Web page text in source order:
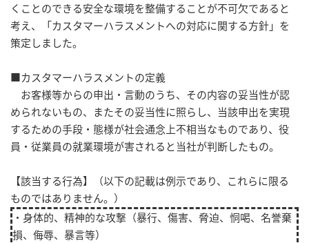
くことのできる安全な環境を整備することが不可欠であると
考え、「カスタマーハラスメントへの対応に関する方針」を
策定しました。
■カスタマーハラスメントの定義
お客様等からの申出・言動のうち、その内容の妥当性が認
められないもの、またその妥当性に照らし、当該申出を実現
するための手段・態様が社会通念上不相当なものであり、役
員・従業員の就業環境が害されると当社が判断したもの。
【該当する行為】（以下の記載は例示であり、これらに限る
ものではありません。）
・身体的、精神的な攻撃（暴行、傷害、脅迫、恫喝、名誉棄
損、侮辱、暴言等）